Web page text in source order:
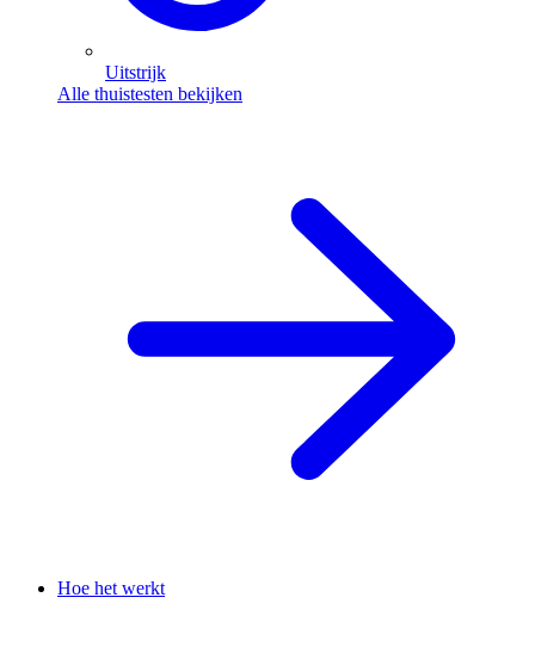
Uitstrijk
Alle thuistesten bekijken
Hoe het werkt